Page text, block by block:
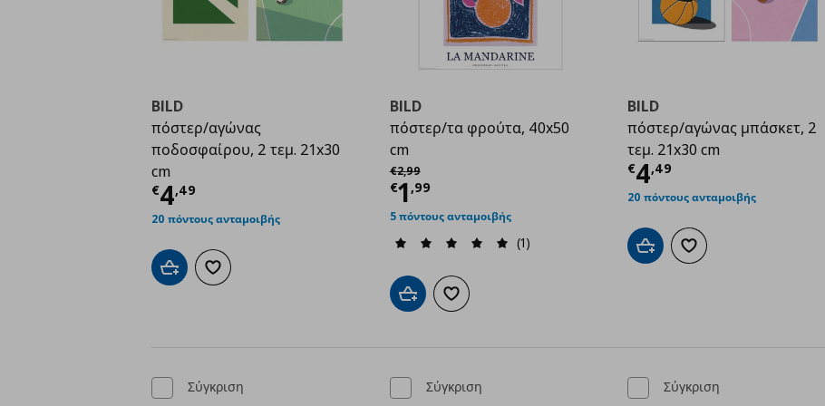
BILD
πόστερ/αγώνας
ποδοσφαίρου, 2 τεμ. 21x30
cm
€4,49
Τρέχουσα τιμή € 4,49
20 πόντους ανταμοιβής
Προσθήκη στο καλάθι
Προσθήκη στα αγαπημένα
BILD
πόστερ/τα φρούτα, 40x50
cm
€2,99
Αρχική τιμή
€1 ,99
Τρέχουσα τιμή € 1,99
5 πόντους ανταμοιβής
(1)
Προσθήκη στο καλάθι
Προσθήκη στα αγαπημένα
BILD
πόστερ/αγώνας μπάσκετ, 2
τεμ. 21x30 cm
€4,49
Τρέχουσα τιμή
20 πόντους ανταμοιβής
Προσθήκη στο καλάθι
Προσθήκη στα αγαπημένα
Σύγκριση Σύγκριση Σύγκριση